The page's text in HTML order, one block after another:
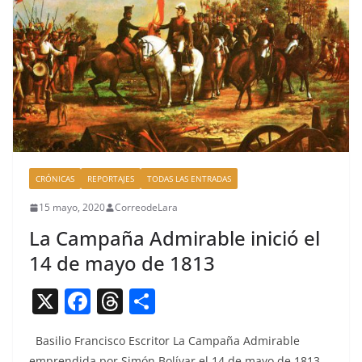
CRÓNICAS REPORTAJES TODAS LAS ENTRADAS
15 mayo, 2020 CorreodeLara
La Campaña Admirable inició el
14 de mayo de 1813
X F
c
T
re m
Basilio Fran­cis­co Escritor La Cam­paña Admirable